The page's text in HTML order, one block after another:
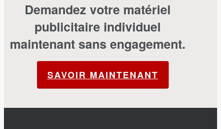
Demandez votre matériel
publicitaire individuel
maintenant sans engagement.
SAVOIR MAINTENANT